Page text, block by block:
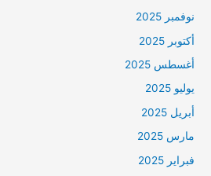
نوفمبر 2025
أكتوبر 2025
أغسطس 2025
يوليو 2025
أبريل 2025
مارس 2025
فبراير 2025